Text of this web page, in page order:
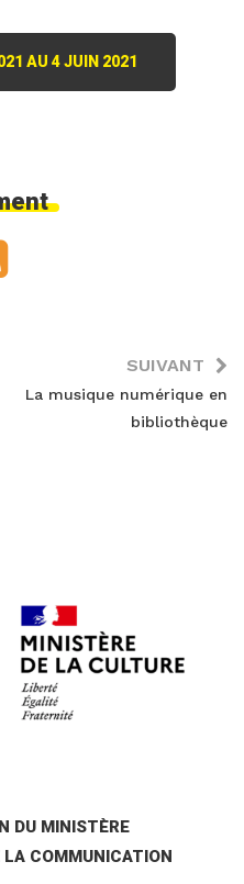
PROGRAMME DU 3 JUIN 2021 AU 4 JUIN 2021
SUIVANT
La musique numérique en
bibliothèque
DU MINISTÈRE
LA COMMUNICATION